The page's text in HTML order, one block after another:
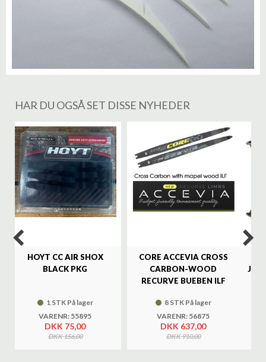
HAR DU OGSÅ SET DISSE NYHEDER
HOYT CC AIR SHOX
BLACK PKG
1 STK På lager
VARENR: 55895
DKK 75,00
DKK 156,00
CORE ACCEVIA CROSS
CARBON-WOOD
RECURVE BUEBEN ILF
8 STK På lager
VARENR: 56875
DKK 637,00
DKK 910,00